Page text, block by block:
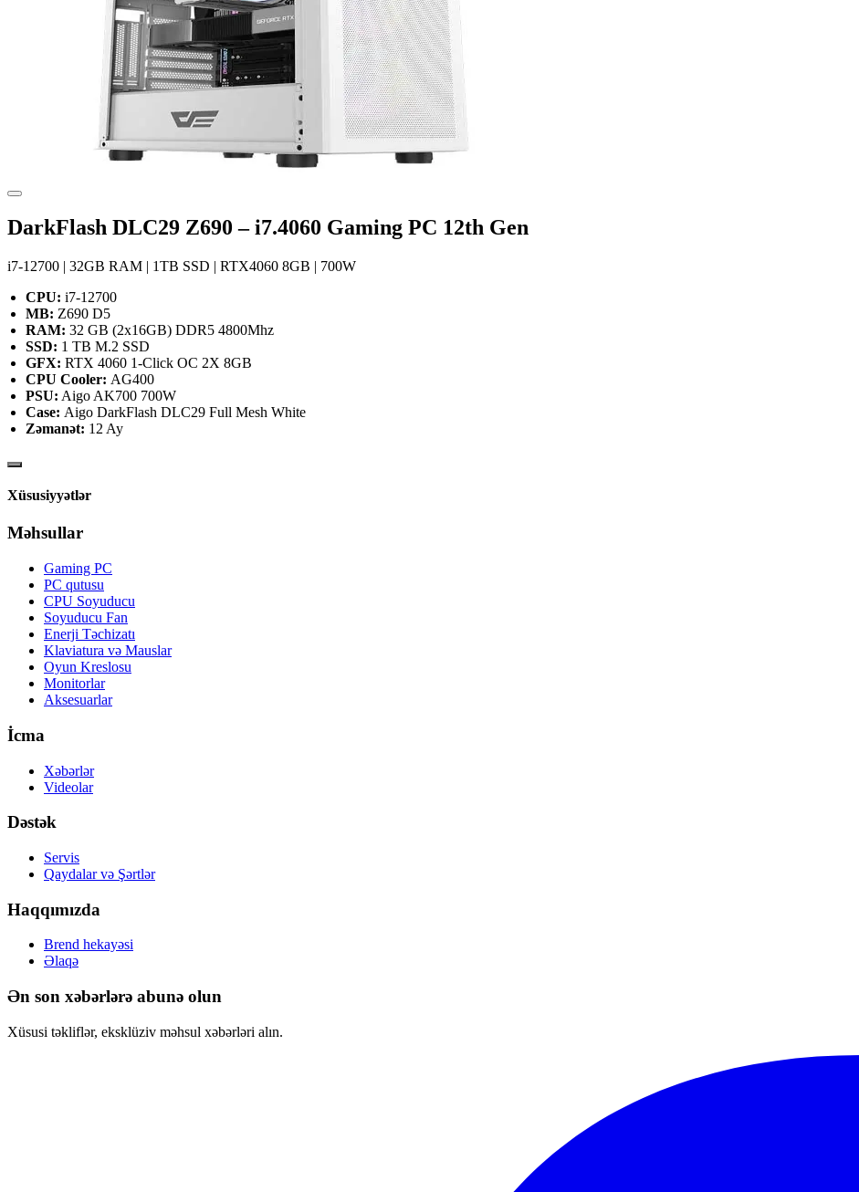
DarkFlash DLC29 Z690 – i7.4060 Gaming PC 12th Gen
i7-12700 | 32GB RAM | 1TB SSD | RTX4060 8GB | 700W
CPU: i7-12700
MB: Z690 D5
RAM: 32 GB (2x16GB) DDR5 4800Mhz
SSD: 1 TB M.2 SSD
GFX: RTX 4060 1-Click OC 2X 8GB
CPU Cooler: AG400
PSU: Aigo AK700 700W
Case: Aigo DarkFlash DLC29 Full Mesh White
Zəmanət: 12 Ay
Xüsusiyyətlər
Məhsullar
Gaming PC
PC qutusu
CPU Soyuducu
Soyuducu Fan
Enerji Təchizatı
Klaviatura və Mauslar
Oyun Kreslosu
Monitorlar
Aksesuarlar
İcma
Xəbərlər
Videolar
Dəstək
Servis
Qaydalar və Şərtlər
Haqqımızda
Brend hekayəsi
Əlaqə
Ən son xəbərlərə abunə olun
Xüsusi təkliflər, eksklüziv məhsul xəbərləri alın.